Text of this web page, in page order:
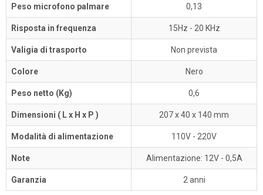
Peso microfono palmare 0,13
Risposta in frequenza 15Hz - 20 KHz
Valigia di trasporto Non prevista
Colore Nero
Peso netto (Kg) 0,6
Dimensioni ( L x H x P ) 207 x 40 x 140 mm
Modalità di alimentazione 110V - 220V
Note Alimentazione: 12V - 0,5A
Garanzia 2 anni